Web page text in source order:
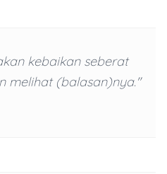
kebaikan seberat
melihat (balasan)nya."